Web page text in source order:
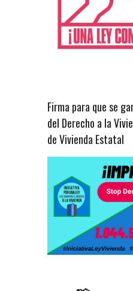
Firma para que se
del Derecho a la
de Vivienda Estatal